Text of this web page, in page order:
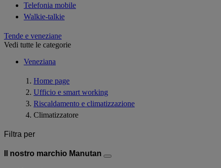
Telefonia mobile
Walkie-talkie
Tende e veneziane
Vedi tutte le categorie
Veneziana
Home page
Ufficio e smart working
Riscaldamento e climatizzazione
Climatizzatore
Filtra per
Il nostro marchio Manutan